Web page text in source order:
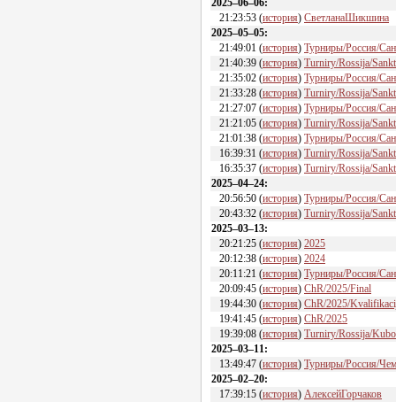
2025–06–06:
21:23:53 (история) СветланаШикшина
2025–05–05:
21:49:01 (история) Турниры/Россия/
21:40:39 (история) Turniry/Rossija/
21:35:02 (история) Турниры/Россия/
21:33:28 (история) Turniry/Rossija/
21:27:07 (история) Турниры/Россия/
21:21:05 (история) Turniry/Rossija/
21:01:38 (история) Турниры/Россия/
16:39:31 (история) Turniry/Rossija/
16:35:37 (история) Turniry/Rossija/
2025–04–24:
20:56:50 (история) Турниры/Россия/
20:43:32 (история) Turniry/Rossija/
2025–03–13:
20:21:25 (история) 2025
20:12:38 (история) 2024
20:11:21 (история) Турниры/Россия/
20:09:45 (история) ChR/2025/Final
19:44:30 (история) ChR/2025/
19:41:45 (история) ChR/2025
19:39:08 (история) Turniry/Rossija/
2025–03–11:
13:49:47 (история) Турниры/Россия/
2025–02–20:
17:39:15 (история) АлексейГорчаков